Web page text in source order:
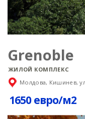
Grenoble
ЖИЛОЙ КОМПЛЕКС
Молдова, Кишинев,
1650 евро/м2